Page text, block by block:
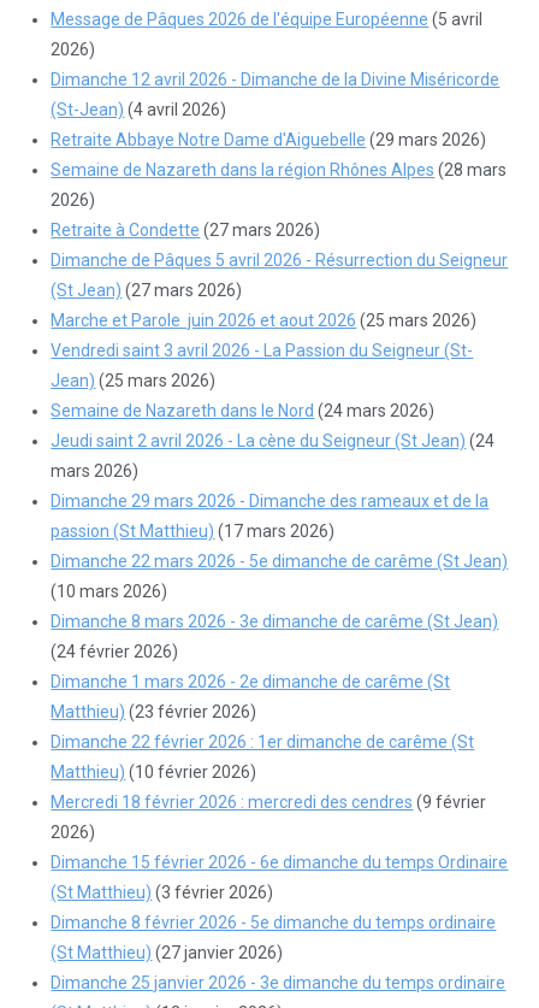
Message de Pâques 2026 de l'équipe Européenne (5 avril
2026)
Dimanche 12 avril 2026 - Dimanche de la Divine Miséricorde
(St-Jean) (4 avril 2026)
Retraite Abbaye Notre Dame d'Aiguebelle (29 mars 2026)
Semaine de Nazareth dans la région Rhônes Alpes (28 mars
2026)
Retraite à Condette (27 mars 2026)
Dimanche de Pâques 5 avril 2026 - Résurrection du Seigneur
(St Jean) (27 mars 2026)
Marche et Parole juin 2026 et aout 2026 (25 mars 2026)
Vendredi saint 3 avril 2026 - La Passion du Seigneur (St-
Jean) (25 mars 2026)
Semaine de Nazareth dans le Nord (24 mars 2026)
Jeudi saint 2 avril 2026 - La cène du Seigneur (St Jean) (24
mars 2026)
Dimanche 29 mars 2026 - Dimanche des rameaux et de la
passion (St Matthieu) (17 mars 2026)
Dimanche 22 mars 2026 - 5e dimanche de carême (St Jean)
(10 mars 2026)
Dimanche 8 mars 2026 - 3e dimanche de carême (St Jean)
(24 février 2026)
Dimanche 1 mars 2026 - 2e dimanche de carême (St
Matthieu) (23 février 2026)
Dimanche 22 février 2026 : 1er dimanche de carême (St
Matthieu) (10 février 2026)
Mercredi 18 février 2026 : mercredi des cendres (9 février
2026)
Dimanche 15 février 2026 - 6e dimanche du temps Ordinaire
(St Matthieu) (3 février 2026)
Dimanche 8 février 2026 - 5e dimanche du temps ordinaire
(St Matthieu) (27 janvier 2026)
Dimanche 25 janvier 2026 - 3e dimanche du temps ordinaire